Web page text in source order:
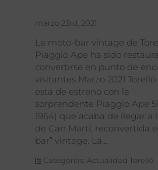
marzo 23rd, 2021
La moto-bar vintage de
Piaggio Ape ha sido
convertirse en punto de
visitantes Marzo 2021
está de estreno con la
sorprendente Piaggio Ape
1964) que acaba de llegar a
de Can Martí, reconvertida
bar” vintage. La
Categorías: Actualidad Torelló